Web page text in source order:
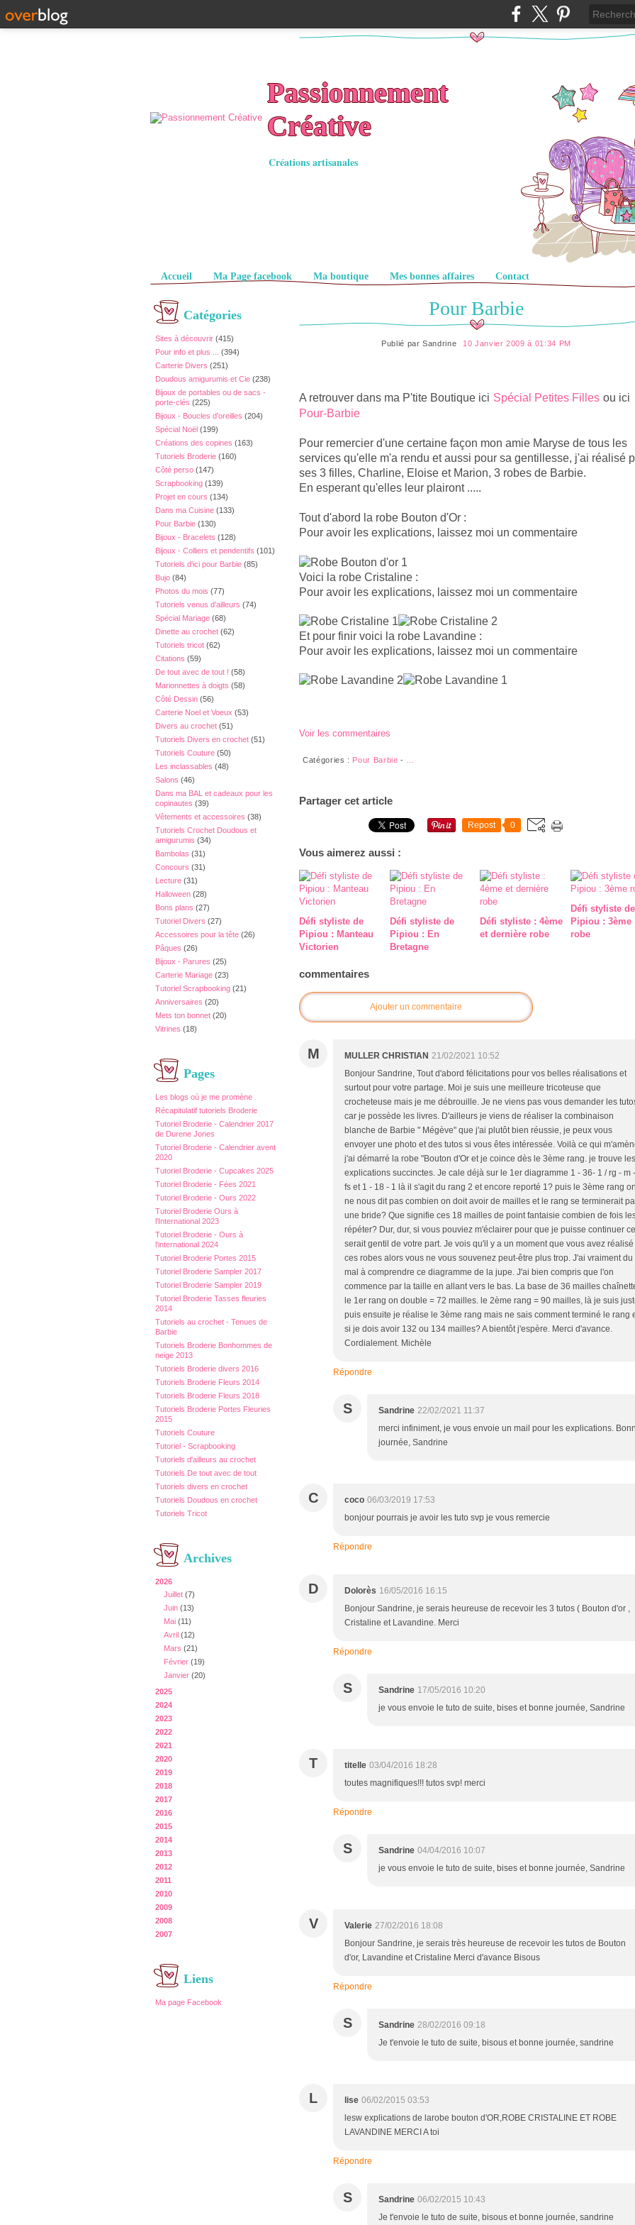
Passionnement
Créative
Créations artisanales
Pages
Accueil Ma Page facebook Ma boutique Mes bonnes affaires Contact
Catégories
Sites à découvrir (415)
Pour info et plus ...
(394)
Carterie Divers (251)
Doudous amigurumis et Cie (238)
Bijoux de portables ou de sacs -
porte-clés (225)
Bijoux - Boucles d'oreilles (204)
Spécial Noël (199)
Créations des copines (163)
Tutoriels Broderie (160)
Côté perso (147)
Scrapbooking (139)
Projet en cours (134)
Dans ma Cuisine (133)
Pour Barbie (130)
Bijoux - Bracelets (128)
Bijoux - Colliers et pendentifs (101)
Tutoriels d'ici pour Barbie (85)
Bujo (84)
Photos du mois (77)
Tutoriels venus d'ailleurs (74)
Spécial Mariage (68)
Dinette au crochet (62)
Tutoriels tricot (62)
Citations (59)
De tout avec de tout ! (58)
Marionnettes à doigts (58)
Côté Dessin (56)
Carterie Noel et Voeux (53)
Divers au crochet (51)
Tutoriels Divers en crochet (51)
Tutoriels Couture (50)
Les inclassables (48)
Salons (46)
Dans ma BAL et cadeaux pour les
copinautes (39)
Vêtements et accessoires (38)
Tutoriels Crochet Doudous et
amigurumis (34)
Bambolas (31)
Concours (31)
Lecture (31)
Halloween (28)
Bons plans (27)
Tutoriel Divers (27)
Accessoires pour la tête (26)
Pâques (26)
Bijoux - Parures (25)
Carterie Mariage (23)
Tutoriel Scrapbooking (21)
Anniversaires (20)
Mets ton bonnet (20)
Vitrines (18)
Pages
Les blogs où je me promène
Récapitulatif tutoriels Broderie
Tutoriel Broderie - Calendrier 2017
de Durene Jones
Tutoriel Broderie - Calendrier avent
2020
Tutoriel Broderie - Cupcakes 2025
Tutoriel Broderie - Fées 2021
Tutoriel Broderie - Ours 2022
Tutoriel Broderie Ours à
l'International 2023
Tutoriel Broderie - Ours à
l'international 2024
Tutoriel Broderie Portes 2015
Tutoriel Broderie Sampler 2017
Tutoriel Broderie Sampler 2019
Tutoriel Broderie Tasses fleuries
2014
Tutoriels au crochet - Tenues de
Barbie
Tutoriels Broderie Bonhommes de
neige 2013
Tutoriels Broderie divers 2016
Tutoriels Broderie Fleurs 2014
Tutoriels Broderie Fleurs 2018
Tutoriels Broderie Portes Fleuries
2015
Tutoriels Couture
Tutoriel - Scrapbooking
Tutoriels d'ailleurs au crochet
Tutoriels De tout avec de tout
Tutoriels divers en crochet
Tutoriels Doudous en crochet
Tutoriels Tricot
Archives
2026
Juillet (7)
Juin (13)
Mai (11)
Avril (12)
Mars (21)
Février (19)
Janvier (20)
2025
2024
2023
2022
2021
2020
2019
2018
2017
2016
2015
2014
2013
2012
2011
2010
2009
2008
2007
Liens
Ma page Facebook
Pour Barbie
Publié parSandrine 10 Janvier 2009 à 01:34 PM
A retrouver dans ma P'tite Boutique ici Spécial Petites Filles ou ici
Pour-Barbie
Pour remercier d'une certaine façon mon amie Maryse de tous les
services qu'elle m'a rendu et aussi pour sa gentillesse, j'ai réalisé
ses 3 filles, Charline, Eloise et Marion, 3 robes de Barbie.
En esperant qu'elles leur plairont .....
Tout d'abord la robe Bouton d'Or :
Pour avoir les explications, laissez moi un commentaire
Voici la robe Cristaline :
Pour avoir les explications, laissez moi un commentaire
Et pour finir voici la robe Lavandine :
Pour avoir les explications, laissez moi un commentaire
Voir les commentaires
Catégories : Pour Barbie -
Partager cet article
Repost 0
Vous aimerez aussi :
Défi styliste de
Pipiou : Manteau
Victorien
Défi styliste de
Pipiou : En
Bretagne
Défi styliste : 4ème
et dernière robe
Défi styliste de
Pipiou : 3ème
robe
commentaires
Ajouter un commentaire
M MULLER CHRISTIAN 21/02/2021 10:52
Bonjour Sandrine, Tout d'abord félicitations pour vos belles réalisations et
surtout pour votre partage. Moi je suis une meilleure tricoteuse que
crocheteuse mais je me débrouille. Je ne viens pas vous demander les
car je possède les livres. D'ailleurs je viens de réaliser la combinaison
blanche de Barbie " Mégève" que j'ai plutôt bien réussie, je peux vous
envoyer une photo et des tutos si vous êtes intéressée. Voilà ce qui
j'ai démarré la robe "Bouton d'Or et je coince dès le 3ème rang. je trouve les
explications succinctes. Je cale déjà sur le 1er diagramme 1 - 36- 1 / rg - m -
fs et 1 - 18 - 1 là il s'agit du rang 2 et encore reporté 1? puis le 3ème rang on
ne nous dit pas combien on doit avoir de mailles et le rang se terminerait
une bride? Que signifie ces 18 mailles de point fantaisie combien de fois
répéter? Dur, dur, si vous pouviez m'éclairer pour que je puisse continuer ce
serait gentil de votre part. Je vois qu'il y a un moment que vous avez réalisé
ces robes alors vous ne vous souvenez peut-être plus trop. J'ai vraiment du
mal à comprendre ce diagramme de la jupe. J'ai bien compris que l'on
commence par la taille en allant vers le bas. La base de 36 mailles
le 1er rang on double = 72 mailles. le 2ème rang = 90 mailles, là je suis
puis ensuite je réalise le 3ème rang mais ne sais comment terminé le rang
si je dois avoir 132 ou 134 mailles? A bientôt j'espère. Merci d'avance.
Cordialement. Michèle
Répondre
S Sandrine 22/02/2021 11:37
merci infiniment, je vous envoie un mail pour les explications.
journée, Sandrine
C coco 06/03/2019 17:53
bonjour pourrais je avoir les tuto svp je vous remercie
Répondre
D Dolorès 16/05/2016 16:15
Bonjour Sandrine, je serais heureuse de recevoir les 3 tutos ( Bouton d'or ,
Cristaline et Lavandine. Merci
Répondre
S Sandrine 17/05/2016 10:20
je vous envoie le tuto de suite, bises et bonne journée, Sandrine
T titelle 03/04/2016 18:28
toutes magnifiques!!! tutos svp! merci
Répondre
S Sandrine 04/04/2016 10:07
je vous envoie le tuto de suite, bises et bonne journée, Sandrine
V Valerie 27/02/2016 18:08
Bonjour Sandrine, je serais très heureuse de recevoir les tutos de Bouton
d'or, Lavandine et Cristaline Merci d'avance Bisous
Répondre
S Sandrine 28/02/2016 09:18
Je t'envoie le tuto de suite, bisous et bonne journée, sandrine
L lise 06/02/2015 03:53
lesw explications de larobe bouton d'OR,ROBE CRISTALINE ET ROBE
LAVANDINE MERCI A toi
Répondre
S Sandrine 06/02/2015 10:43
Je t'envoie le tuto de suite, bisous et bonne journée, sandrine